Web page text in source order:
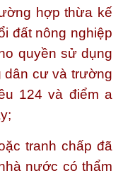
hợp thừa kế
đất nông nghiệp
quyền sử dụng
dân cư và trường
124 và điểm a
tranh chấp đã
nước có thẩm